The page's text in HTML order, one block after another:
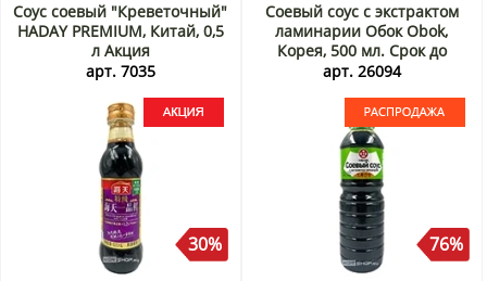
Соус соевый "Креветочный"
HADAY PREMIUM, Китай, 0,5
л Акция
арт. 7035
30%
Соевый соус с экстрактом
ламинарии Обок Obok,
Корея, 500 мл. Срок до
07.08.2026. Акция
арт. 26094
76%